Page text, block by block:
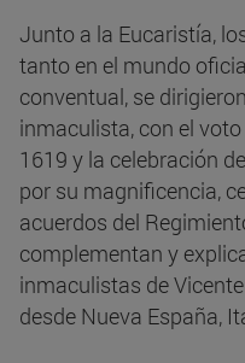
Junto a la Eucaristía,
tanto en el mundo
conventual, se
inmaculista, con el
1619 y la celebración
por su magnificencia,
acuerdos del
complementan y
inmaculistas de
desde Nueva España,